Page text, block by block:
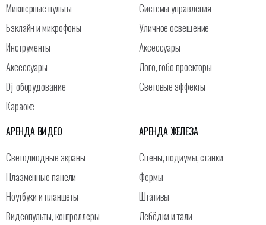
Микшерные пульты
Бэклайн и микрофоны
Инструменты
Аксессуары
Dj-оборудование
Караоке
Системы управления
Уличное освещение
Аксессуары
Лого, гобо проекторы
Световые эффекты
АРЕНДА ВИДЕО
Светодиодные экраны
Плазменные панели
Ноутбуки и планшеты
Видеопульты, контроллеры
АРЕНДА ЖЕЛЕЗА
Сцены, подиумы, станки
Фермы
Штативы
Лебёдки и тали